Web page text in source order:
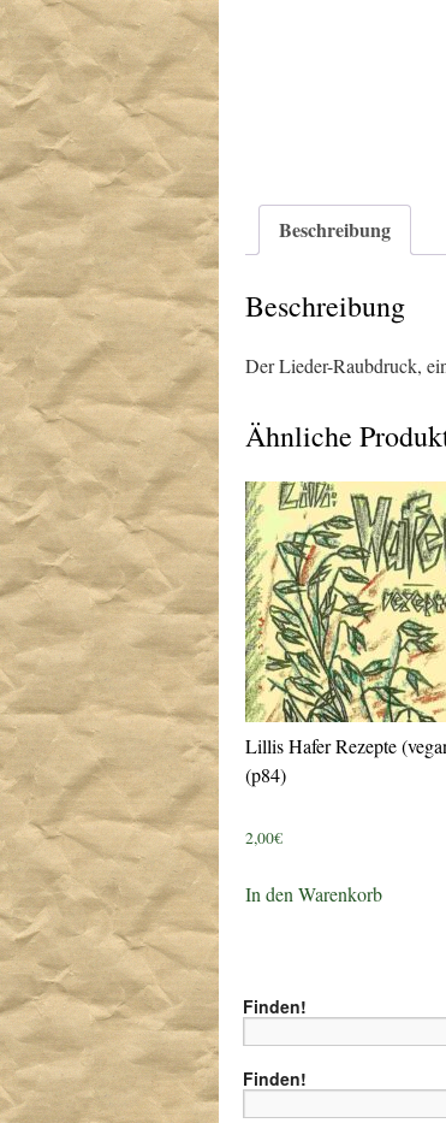
Beschreibung
Beschreibung
Der Lieder-Raubdruck,
Ähnliche
Lillis Hafer Rezepte
(p84)
2,00€
In den Warenkorb
Finden!
Finden!